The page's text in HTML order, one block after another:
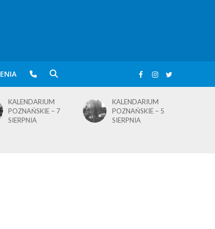
KALENDARIUM
POZNAŃSKIE – 5
SIERPNIA
KALENDARIUM
POZNAŃSKIE – 4
SIERPNIA